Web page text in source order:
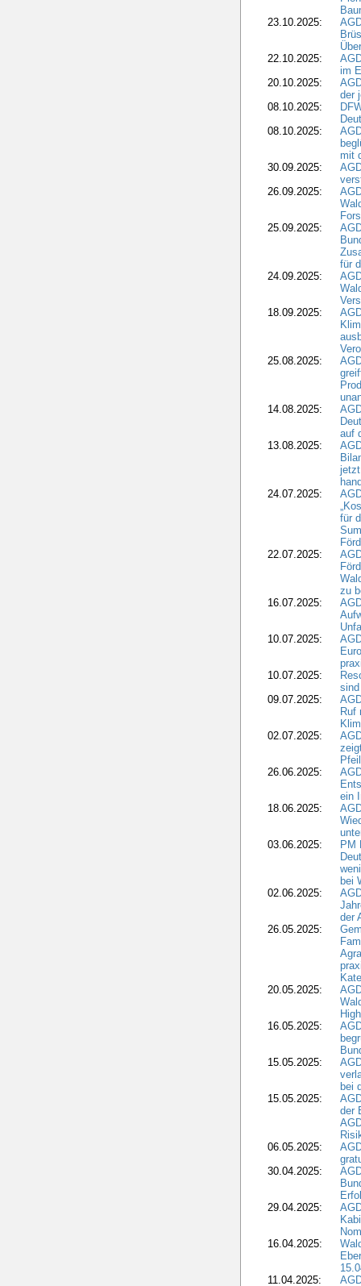
23.10.2025:
22.10.2025:
im
20.10.2025:
der
08.10.2025:
08.10.2025:
mit
30.09.2025:
26.09.2025:
25.09.2025:
für
24.09.2025:
18.09.2025:
25.08.2025:
14.08.2025:
auf
13.08.2025:
24.07.2025:
für
22.07.2025:
zu
16.07.2025:
10.07.2025:
10.07.2025:
09.07.2025:
Ruf
02.07.2025:
26.06.2025:
ein
18.06.2025:
03.06.2025:
PM
bei
02.06.2025:
der
26.05.2025:
20.05.2025:
16.05.2025:
15.05.2025:
bei
15.05.2025:
der
06.05.2025:
30.04.2025:
29.04.2025:
16.04.2025:
11.04.2025: